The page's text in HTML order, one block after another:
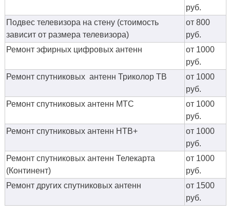
руб.
Подвес телевизора на стену (стоимость
зависит от размера телевизора)
от 800
руб.
Ремонт эфирных цифровых антенн
от 1000
руб.
Ремонт спутниковых антенн Триколор ТВ
от 1000
руб.
Ремонт спутниковых антенн МТС
от 1000
руб.
Ремонт спутниковых антенн НТВ+
от 1000
руб.
Ремонт спутниковых антенн Телекарта
(Континент)
от 1000
руб.
Ремонт других спутниковых антенн
от 1500
руб.